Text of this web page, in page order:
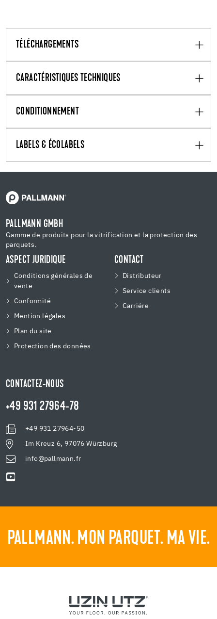
TÉLÉCHARGEMENTS
CARACTÉRISTIQUES TECHNIQUES
CONDITIONNEMENT
LABELS & ÉCOLABELS
PALLMANN GMBH
Gamme de produits pour la vitrification et la protection des
parquets.
ASPECT JURIDIQUE
Conditions générales de
vente
Conformité
Mention légales
Plan du site
Protection des données
CONTACT
Distributeur
Service clients
Carriére
CONTACTEZ-NOUS
+49 931 27964-78
+49 931 27964-50
Im Kreuz 6, 97076 Würzburg
info@pallmann.fr
PALLMANN. MON PARQUET. MA VIE.